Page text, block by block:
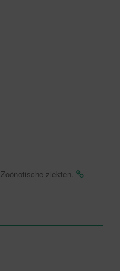
Zoönotische ziekten.